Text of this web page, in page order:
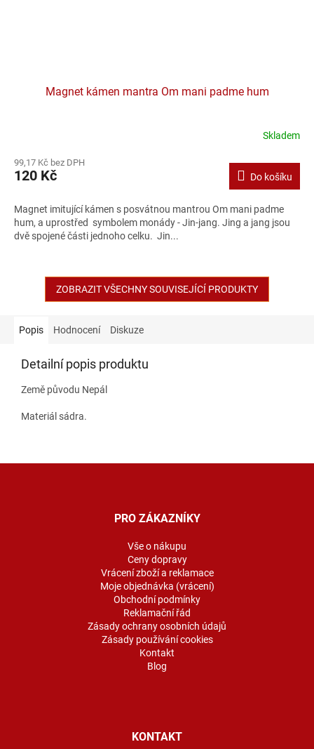
Magnet kámen mantra Om mani padme hum
Skladem
99,17 Kč bez DPH
120 Kč Do košíku
Magnet imitující kámen s posvátnou mantrou Om mani padme
hum, a uprostřed symbolem monády - Jin-jang. Jing a jang jsou
dvě spojené části jednoho celku. Jin...
ZOBRAZIT VŠECHNY SOUVISEJÍCÍ PRODUKTY
Popis Hodnocení Diskuze
Detailní popis produktu
Země původu Nepál
Materiál sádra.
PRO ZÁKAZNÍKY
Vše o nákupu
Ceny dopravy
Vrácení zboží a reklamace
Moje objednávka (vrácení)
Obchodní podmínky
Reklamační řád
Zásady ochrany osobních údajů
Zásady používání cookies
Kontakt
Blog
KONTAKT